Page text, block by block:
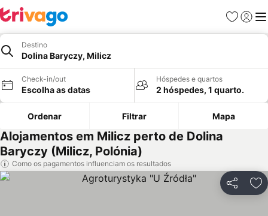
Favoritos
Iniciar
Destino
Dolina Baryczy, Milicz
Check-in/out
Escolha as datas
Hóspedes e quartos
2 hóspedes, 1 quarto.
Ordenar Filtrar Mapa
Alojamentos em Milicz perto de Dolina
Baryczy (Milicz, Polónia)
Como os pagamentos influenciam os resultados
Partilhar